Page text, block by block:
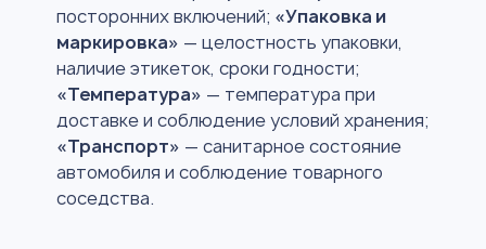
посторонних включений; «Упаковка и
маркировка» — целостность упаковки,
наличие этикеток, сроки годности;
«Температура» — температура при
доставке и соблюдение условий хранения;
«Транспорт» — санитарное состояние
автомобиля и соблюдение товарного
соседства.